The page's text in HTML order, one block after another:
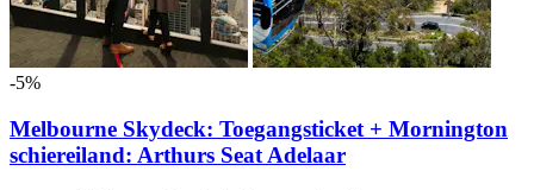
-5%
Melbourne Skydeck: Toegangsticket + Mornington
schiereiland: Arthurs Seat Adelaar